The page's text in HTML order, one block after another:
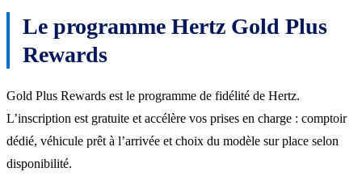
Le programme Hertz Gold Plus
Rewards
Gold Plus Rewards est le programme de fidélité de Hertz.
L’inscription est gratuite et accélère vos prises en charge : comptoir
dédié, véhicule prêt à l’arrivée et choix du modèle sur place selon
disponibilité.